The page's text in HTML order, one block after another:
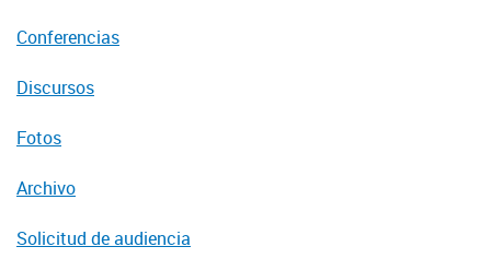
Conferencias
Discursos
Fotos
Archivo
Solicitud de audiencia